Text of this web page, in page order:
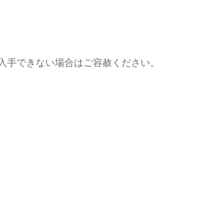
できない場合はご容赦ください。